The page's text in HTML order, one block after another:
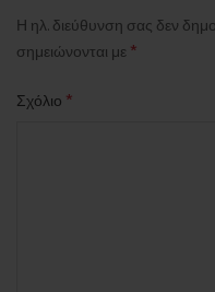
Η ηλ. διεύθυνση σας δεν
σημειώνονται με*
Σχόλιο *